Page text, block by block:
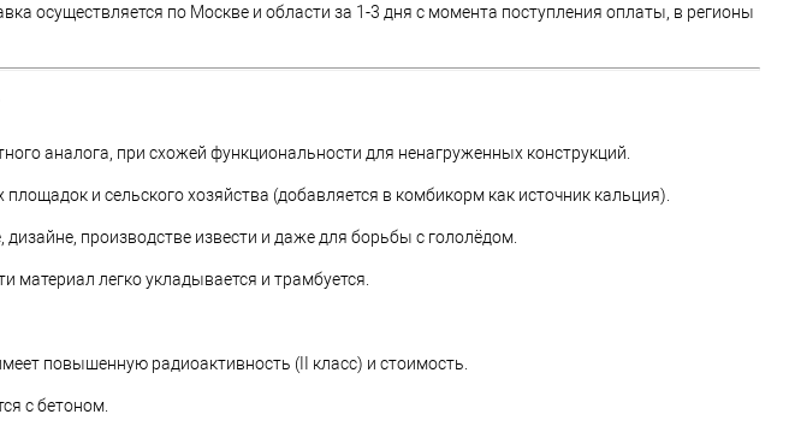
осуществляется по Москве и области за 1-3 дня с момента поступления оплаты, в регионы
аналога, при схожей функциональности для ненагруженных конструкций.
и сельского хозяйства (добавляется в комбикорм как источник кальция).
дизайне, производстве извести и даже для борьбы с гололёдом.
материал легко укладывается и трамбуется.
повышенную радиоактивность (II класс) и стоимость.
с бетоном.